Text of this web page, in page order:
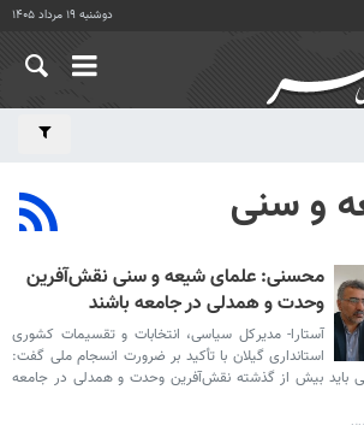
دوشنبه ۱۹ مرداد ۱۴۰۵
و سنی
محسنی: علمای شیعه و سنی نقش‌آفرین
وحدت و همدلی در جامعه باشند
آستارا- مدیرکل سیاسی، انتخابات و تقسیمات کشوری
استانداری گیلان با تأکید بر ضرورت انسجام ملی گفت:
باید بیش از گذشته نقش‌آفرین وحدت و همدلی در جامعه